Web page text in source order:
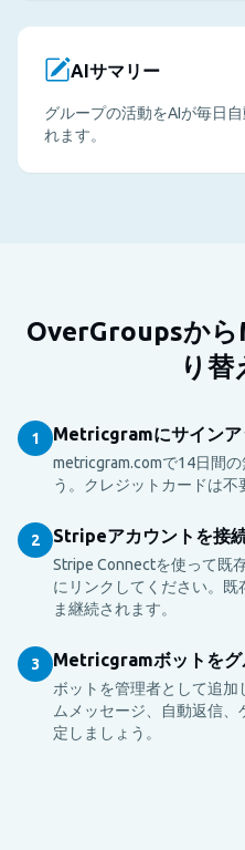
AIサマリー
グループの活動をAIが毎日
れます。
OverGroupsか
り替
1 Metricgramにサインア
metricgram.comで14日間
う。クレジットカードは不
2 Stripeアカウントを接
Stripe Connectを使って既
にリンクしてください。既
ま継続されます。
3 Metricgramボットをグ
ボットを管理者として追
ムメッセージ、自動返信
定しましょう。